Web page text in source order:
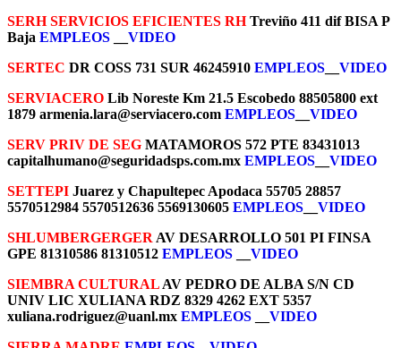
SERH SERVICIOS EFICIENTES RHTreviño 411 dif BISA P
Baja EMPLEOS
VIDEO
SERTEC DR COSS 731 SUR 46245910 EMPLEOS
VIDEO
SERVIACERO Lib Noreste Km 21.5 Escobedo 88505800 ext
1879 armenia.lara@serviacero.com EMPLEOS
VIDEO
SERV PRIV DE SEG MATAMOROS 572 PTE 83431013
capitalhumano@seguridadsps.com.mx EMPLEOS
VIDEO
SETTEPI Juarez y Chapultepec Apodaca 55705 28857
5570512984 5570512636 5569130605 EMPLEOS
VIDEO
SHLUMBERGERGER AV DESARROLLO 501 PI FINSA
GPE 81310586 81310512 EMPLEOS
VIDEO
SIEMBRA CULTURAL AV PEDRO DE ALBA S/N CD
UNIV LIC XULIANA RDZ 8329 4262 EXT 5357
xuliana.rodriguez@uanl.mx EMPLEOS
VIDEO